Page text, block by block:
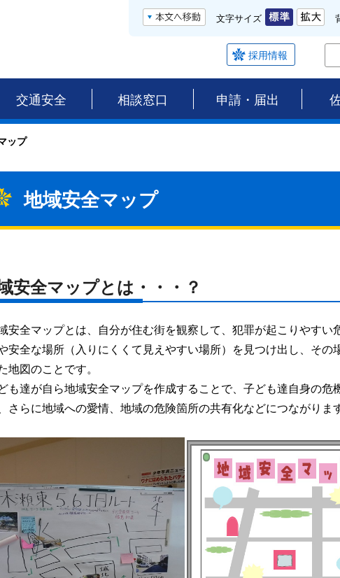
文字サイズ
採用情報
交通安全 相談窓口 申請・届出
ップ
地域安全マップ
安全マップとは・・・？
安全マップとは、自分が住む街を観察して、犯罪が起こりやすい
安全な場所（入りにくくて見えやすい場所）を見つけ出し、その
地図のことです。
も達が自ら地域安全マップを作成することで、子ども達自身の危
さらに地域への愛情、地域の危険箇所の共有化などにつながりま